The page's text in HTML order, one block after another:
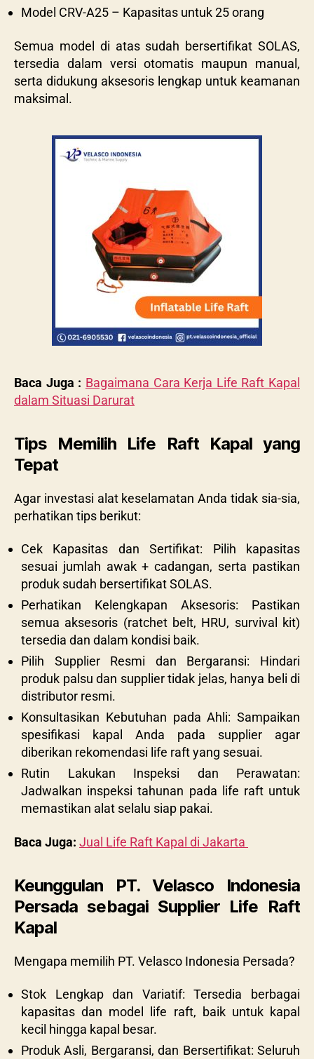
Model CRV-A25 – Kapasitas untuk 25 orang
Semua model di atas sudah bersertifikat SOLAS,
tersedia dalam versi otomatis maupun manual,
serta didukung aksesoris lengkap untuk keamanan
maksimal.
Baca Juga : Bagaimana Cara Kerja Life Raft Kapal
dalam Situasi Darurat
Tips Memilih Life Raft Kapal yang
Tepat
Agar investasi alat keselamatan Anda tidak sia-sia,
perhatikan tips berikut:
Cek Kapasitas dan Sertifikat: Pilih kapasitas
sesuai jumlah awak + cadangan, serta pastikan
produk sudah bersertifikat SOLAS.
Perhatikan Kelengkapan Aksesoris: Pastikan
semua aksesoris (ratchet belt, HRU, survival kit)
tersedia dan dalam kondisi baik.
Pilih Supplier Resmi dan Bergaransi: Hindari
produk palsu dan supplier tidak jelas, hanya beli di
distributor resmi.
Konsultasikan Kebutuhan pada Ahli: Sampaikan
spesifikasi kapal Anda pada supplier agar
diberikan rekomendasi life raft yang sesuai.
Rutin Lakukan Inspeksi dan Perawatan:
Jadwalkan inspeksi tahunan pada life raft untuk
memastikan alat selalu siap pakai.
Baca Juga: Jual Life Raft Kapal di Jakarta
Keunggulan PT. Velasco Indonesia
Persada sebagai Supplier Life Raft
Kapal
Mengapa memilih PT. Velasco Indonesia Persada?
Stok Lengkap dan Variatif: Tersedia berbagai
kapasitas dan model life raft, baik untuk kapal
kecil hingga kapal besar.
Produk Asli, Bergaransi, dan Bersertifikat: Seluruh